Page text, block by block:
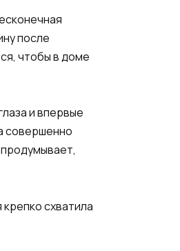
после
чтобы в доме
и впервые
совершенно
схватила